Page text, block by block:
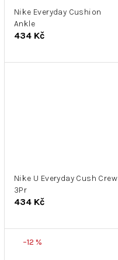
Nike Everyday Cushion
Ankle
434 Kč
Nike U Everyday Cush Crew
3Pr
434 Kč
–12 %